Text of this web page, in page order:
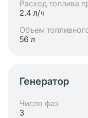
Расход топлива
2.4 л/ч
Объем
56 л
Генератор
Число фаз
3